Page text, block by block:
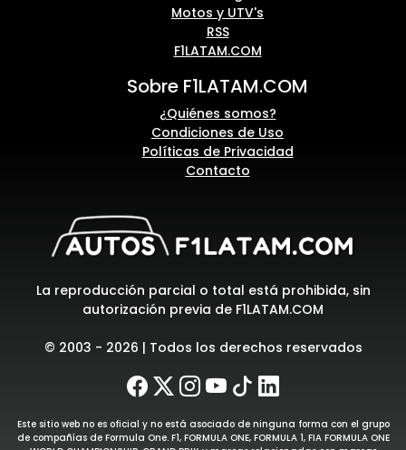
Motos y UTV's
RSS
F1LATAM.COM
Sobre F1LATAM.COM
¿Quiénes somos?
Condiciones de Uso
Políticas de Privacidad
Contacto
La reproducción parcial o total está prohibida, sin
autorización previa de F1LATAM.COM
© 2003 - 2026 | Todos los derechos reservados
Este sitio web no es oficial y no está asociado de ninguna forma con el grupo
de compañías de Formula One. F1, FORMULA ONE, FORMULA 1, FIA FORMULA ONE